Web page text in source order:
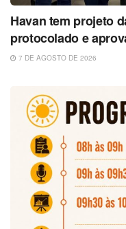
Havan tem projeto
protocolado e
7 DE AGOSTO DE 2026